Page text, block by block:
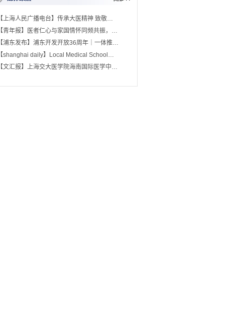
【上海人民广播电台】传承大医精神 致敬…
【青年报】医者仁心与家国情怀同频共振，…
【浦东发布】浦东开发开放36周年｜一体推…
【shanghai daily】Local Medical School…
【文汇报】上海交大医学院海南国际医学中…